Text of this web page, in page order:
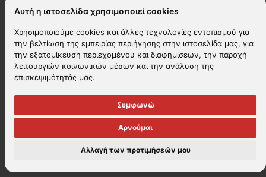
Αυτή η ιστοσελίδα χρησιμοποιεί cookies
Χρησιμοποιούμε cookies και άλλες τεχνολογίες εντοπισμού για
την βελτίωση της εμπειρίας περιήγησης στην ιστοσελίδα μας, για
την εξατομίκευση περιεχομένου και διαφημίσεων, την παροχή
λειτουργιών κοινωνικών μέσων και την ανάλυση της
επισκεψιμότητάς μας.
Συμφωνώ
Αρνούμαι
Αλλαγή των προτιμήσεών μου